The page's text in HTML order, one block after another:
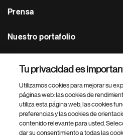
Prensa
Nuestro portafolio
Footer Site Search
Tu privacidad es
Utilizamos cookies para mejorar su
páginas web: las cookies de
utiliza esta página web, las cookies
preferencias y las cookies de
contenido relevante para usted.
dar su consentimiento a todas las